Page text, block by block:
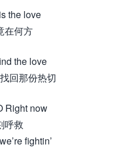
the love
在何方
the love
回那份热切
Right now
呼救
fightin’